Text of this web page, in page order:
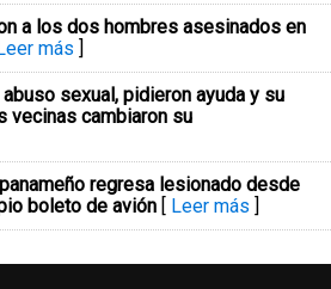
a los dos hombres asesinados en
más ]
sexual, pidieron ayuda y su
vecinas cambiaron su
regresa lesionado desde
boleto de avión [ Leer más ]